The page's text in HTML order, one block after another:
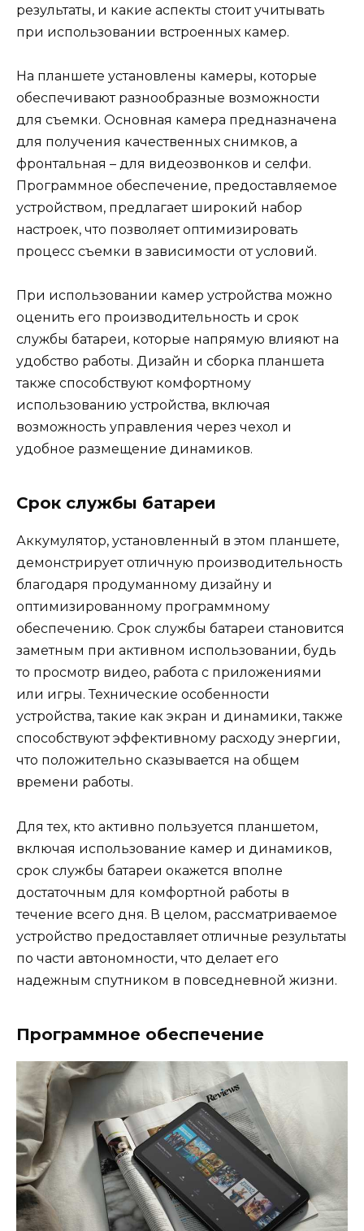
результаты, и какие аспекты стоит учитывать
при использовании встроенных камер.
На планшете установлены камеры, которые
обеспечивают разнообразные возможности
для съемки. Основная камера предназначена
для получения качественных снимков, а
фронтальная – для видеозвонков и селфи.
Программное обеспечение, предоставляемое
устройством, предлагает широкий набор
настроек, что позволяет оптимизировать
процесс съемки в зависимости от условий.
При использовании камер устройства можно
оценить его производительность и срок
службы батареи, которые напрямую влияют на
удобство работы. Дизайн и сборка планшета
также способствуют комфортному
использованию устройства, включая
возможность управления через чехол и
удобное размещение динамиков.
Срок службы батареи
Аккумулятор, установленный в этом планшете,
демонстрирует отличную производительность
благодаря продуманному дизайну и
оптимизированному программному
обеспечению. Срок службы батареи становится
заметным при активном использовании, будь
то просмотр видео, работа с приложениями
или игры. Технические особенности
устройства, такие как экран и динамики, также
способствуют эффективному расходу энергии,
что положительно сказывается на общем
времени работы.
Для тех, кто активно пользуется планшетом,
включая использование камер и динамиков,
срок службы батареи окажется вполне
достаточным для комфортной работы в
течение всего дня. В целом, рассматриваемое
устройство предоставляет отличные результаты
по части автономности, что делает его
надежным спутником в повседневной жизни.
Программное обеспечение